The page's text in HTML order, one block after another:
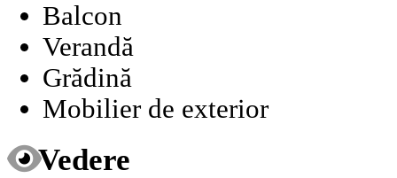
Balcon
Verandă
Grădină
Mobilier de exterior
Vedere